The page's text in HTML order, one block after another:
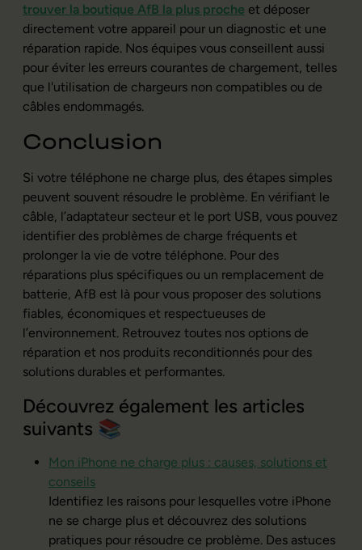
trouver la boutique AfB la plus proche et déposer
directement votre appareil pour un diagnostic et une
réparation rapide. Nos équipes vous conseillent aussi
pour éviter les erreurs courantes de chargement, telles
que l'utilisation de chargeurs non compatibles ou de
câbles endommagés.
Conclusion
Si votre téléphone ne charge plus, des étapes simples
peuvent souvent résoudre le problème. En vérifiant le
câble, l’adaptateur secteur et le port USB, vous pouvez
identifier des problèmes de charge fréquents et
prolonger la vie de votre téléphone. Pour des
réparations plus spécifiques ou un remplacement de
batterie, AfB est là pour vous proposer des solutions
fiables, économiques et respectueuses de
l’environnement. Retrouvez toutes nos options de
réparation et nos produits reconditionnés pour des
solutions durables et performantes.
Découvrez également les articles
suivants 📚
Mon iPhone ne charge plus : causes, solutions et
conseils
Identifiez les raisons pour lesquelles votre iPhone
ne se charge plus et découvrez des solutions
pratiques pour résoudre ce problème. Des astuces